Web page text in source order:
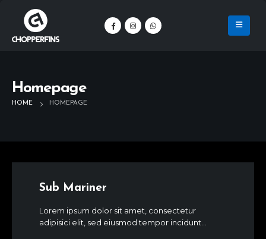
Homepage
HOME HOMEPAGE
Sub Mariner
Lorem ipsum dolor sit amet, consectetur
adipisici elit, sed eiusmod tempor incidunt...